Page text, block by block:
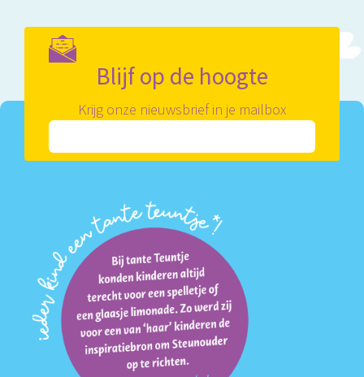
Blijf op de hoogte
Krijg onze nieuwsbrief in je mailbox